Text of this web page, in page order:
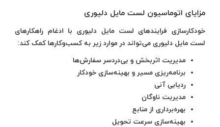
مزایای اتوماسیون لست مایل دلیوری
خودکارسازی فرایندهای لست مایل دلیوری با ادغام راهکارهای
لست مایل دلیوری می‌تواند در موارد زیر به کسب‌وکارها کمک کند:
مدیریت اثربخش و بی‌دردسر سفارش‌ها
برنامه‌ریزی مسیر و بهینه‌سازی خودکار
ردیابی آنی
مدیریت ناوگان
بهره‌برداری از منابع
بهینه‌سازی سرعت تحویل